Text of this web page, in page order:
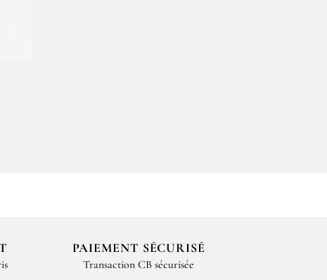
la mer avec les épices. Fidèle à la
bien distincts.
PAIEMENT SÉCURISÉ
Transaction CB sécurisée